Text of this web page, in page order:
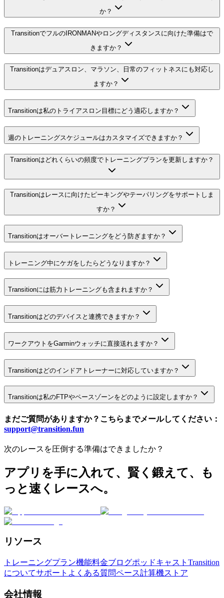
か？
TransitionでフルのIRONMANやロングディスタンスに向けた準備はで
きますか？
Transitionはデュアスロン、マラソン、日常のフィットネスにも対応し
ますか？
Transitionは私のトライアスロン目標にどう適応しますか？
週のトレーニングスケジュールはカスタマイズできますか？
Transitionはどれくらいの頻度でトレーニングプランを更新しますか？
Transitionはレースに向けたピーキングやテーパリングをサポートしま
すか？
Transitionはオーバートレーニングをどう防ぎますか？
トレーニング中にケガをしたらどうなりますか？
Transitionには筋力トレーニングも含まれますか？
Transitionはどのデバイスと連携できますか？
ワークアウトをGarminウォッチに直接送れますか？
Transitionはどのインドアトレーナーに対応していますか？
Transitionは私のFTPやペースゾーンをどのように設定しますか？
まだご質問がありますか？こちらまでメールしてください：
support@transition.fun
次のレースを圧倒する準備はできましたか？
アプリを手に入れて、賢く鍛えて、も
っと速くレースへ。
リソース
トレーニングプラン機能料金ブログポッドキャスト Transition
についてサポート よくある質問ペース計算機ストア
会社情報